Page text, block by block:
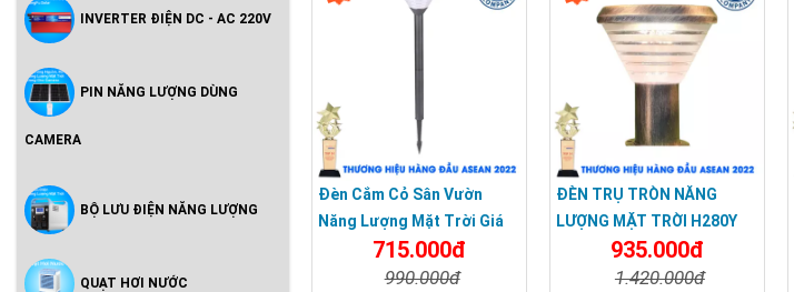
Vườn Cao Cấp Chính Hãng
INVERTER ĐIỆN DC - AC 220V
PIN NĂNG LƯỢNG DÙNG
CAMERA
BỘ LƯU ĐIỆN NĂNG LƯỢNG
QUẠT HƠI NƯỚC
Đèn Cắm Cỏ Sân Vườn
Năng Lượng Mặt Trời Giá
715.000đ
990.000đ
ĐÈN TRỤ TRÒN NĂNG
LƯỢNG MẶT TRỜI H280Y
(VÀNG )935.000đ
1.420.000đ